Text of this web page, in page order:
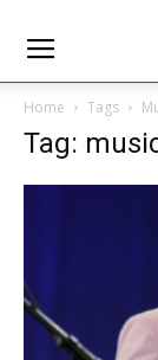
Home Tags
Tag: